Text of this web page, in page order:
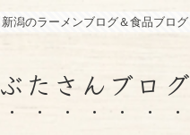
新潟のラーメンブログ＆食品ブログ
ぶたさんブログ